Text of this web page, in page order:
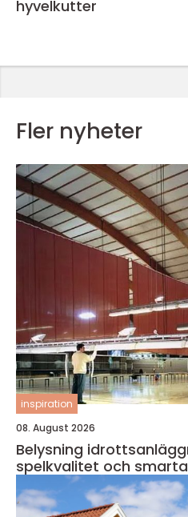
hyvelkutter
Fler nyheter
inspiration
08. August 2026
Belysning idrottsanläggningar
spelkvalitet och